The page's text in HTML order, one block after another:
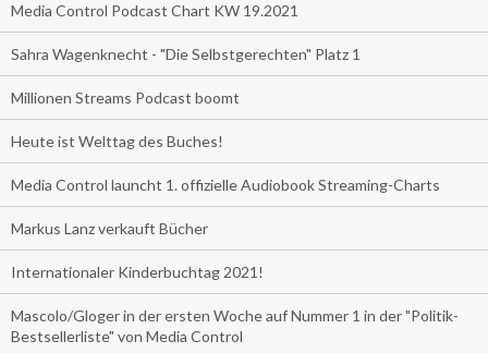
Media Control Podcast Chart KW 19.2021
Sahra Wagenknecht - "Die Selbstgerechten" Platz 1
Millionen Streams Podcast boomt
Heute ist Welttag des Buches!
Media Control launcht 1. offizielle Audiobook Streaming-Charts
Markus Lanz verkauft Bücher
Internationaler Kinderbuchtag 2021!
Mascolo/Gloger in der ersten Woche auf Nummer 1 in der "Politik-
Bestsellerliste" von Media Control